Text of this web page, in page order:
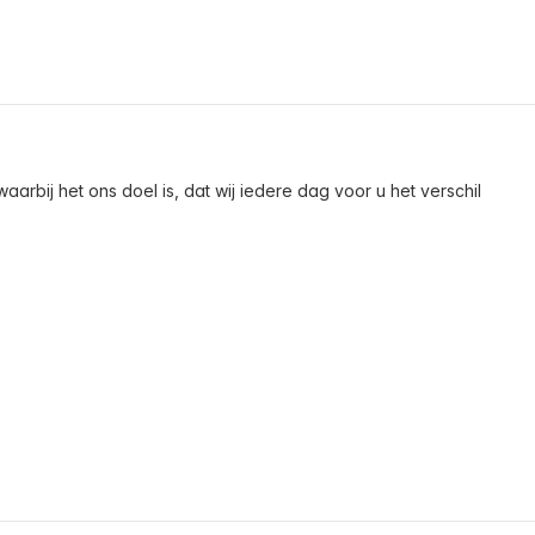
het ons doel is, dat wij iedere dag voor u het verschil